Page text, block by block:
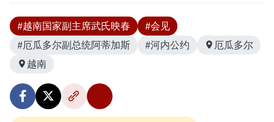
#越南国家副主席武氏映春
#会见
#厄瓜多尔副总统阿蒂加斯
#河内公约
厄瓜多尔
越南